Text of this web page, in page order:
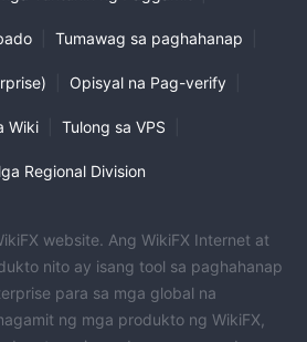
Tumawag sa paghahanap
Opisyal na Pag-verify
Wiki Tulong sa VPS
Regional Division
website. Ang WikiFX Internet at
nito ay isang tool sa paghahanap
para sa mga global na
ng mga produkto ng WikiFX,